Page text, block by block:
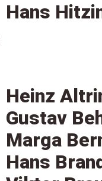
Hans
Heinz
Gustav
Marga
Hans